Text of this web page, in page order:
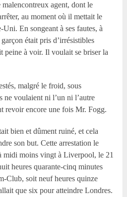
malencontreux agent, dont le
au moment où il mettait le
En songeant à ses fautes, à
était pris d’irrésistibles
peine à voir. Il voulait se briser la
malgré le froid, sous
ne voulaient ni l’un ni l’autre
revoir encore une fois Mr. Fogg.
bien et dûment ruiné, et cela
son but. Cette arrestation le
midi moins vingt à Liverpool, le 21
heures quarante-cinq minutes
Club, soit neuf heures quinze
que six pour atteindre Londres.